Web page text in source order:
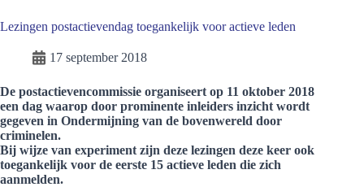
Lezingen postactievendag toegankelijk voor actieve leden
17 september 2018
De postactievencommissie organiseert op 11 oktober 2018
een dag waarop door prominente inleiders inzicht wordt
gegeven in Ondermijning van de bovenwereld door
criminelen.
Bij wijze van experiment zijn deze lezingen deze keer ook
toegankelijk voor de eerste 15 actieve leden die zich
aanmelden.